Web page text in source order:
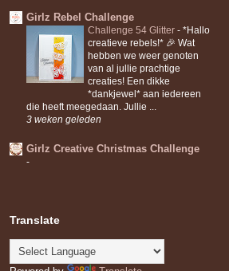
Girlz Rebel Challenge
Challenge 54 Glitter - *Hallo
creatieve rebels!* 🎉 Wat
hebben we weer genoten
van al jullie prachtige
creaties! Een dikke
*dankjewel* aan iedereen
die heeft meegedaan. Jullie ...
3 weken geleden
Girlz Creative Christmas Challenge
-
Translate